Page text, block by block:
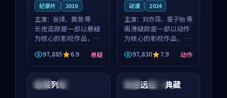
纪录片 2019
主演： 张译、黄渤 等
长夜追踪是一部以悬疑
为核心的影视作品，围
绕危机、反转与人物成
长展开，整体节奏紧
凑，值得推荐观看。
97,885 6.9 悬疑
动漫 2024
主演： 刘亦菲、章子怡 等
南港疑踪是一部以动作
为核心的影视作品，围
绕危机、反转与人物成
长展开，整体节奏紧
凑，值得推荐观看。
97,830 7.9 动作
韩国 院线
危城列车 中国 杜比
失控远征·典藏